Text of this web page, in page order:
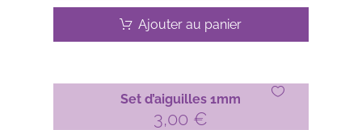
Ajouter au panier
Set d’aiguilles 1mm
3,00 €